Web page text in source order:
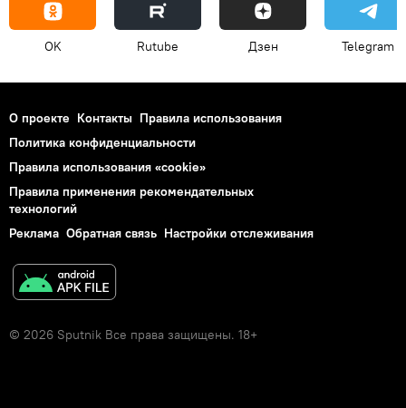
OK Rutube Дзен Telegram
О проекте Контакты Правила использования
Политика конфиденциальности
Правила использования «cookie»
Правила применения рекомендательных
технологий
Реклама Обратная связь Настройки отслеживания
© 2026 Sputnik Все права защищены. 18+